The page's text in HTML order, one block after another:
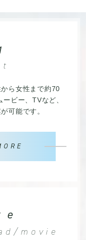
ら女性まで約70
ビー、TVなど、
可能です。
movie